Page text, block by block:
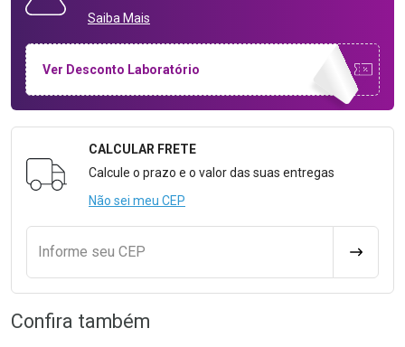
Saiba Mais
Ver Desconto Laboratório
Formulário para Calcular o Frete
CALCULAR FRETE
Calcule o prazo e o valor das suas entregas
Não sei meu CEP
Informe seu CEP
Confira também